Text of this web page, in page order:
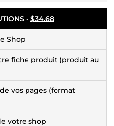
- $34.68
Shop
fiche produit (produit au
vos pages (format
votre shop